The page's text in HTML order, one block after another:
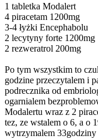
1 tabletka Modalert
4 piracetam 1200mg
3-4 łyżki Encephabolu
2 lecytyny forte 1200mg
2 rezweratrol 200mg
Po tym wszystkim to
godzine przeczytalem i
podrecznika od
ogarnialem
Modalertu wraz z 2
tez, ze wstalem o 6, a o
wytrzymalem 33godziny